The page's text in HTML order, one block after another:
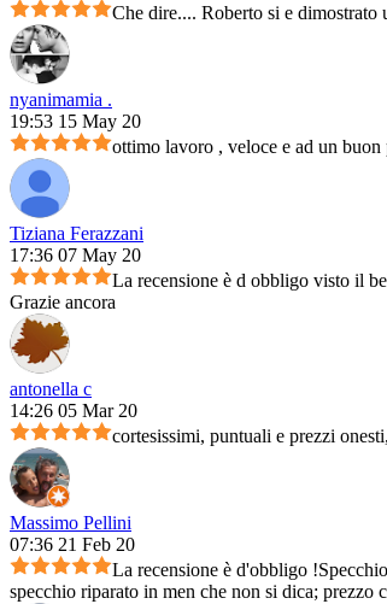
Che dire.... Roberto si e dimostrato
nyanimamia .
19:53 15 May 20
ottimo lavoro , veloce e ad un buon
Tiziana Ferazzani
17:36 07 May 20
La recensione è d obbligo visto il
Grazie ancora
antonella c
14:26 05 Mar 20
cortesissimi, puntuali e prezzi
Massimo Pellini
07:36 21 Feb 20
La recensione è d'obbligo
specchio riparato in men che non si dica; prezzo